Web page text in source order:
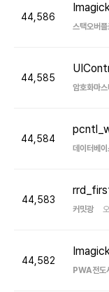
44,586
스택오버
44,585
암호화마스
44,584
데이터베이
44,583
커밋광
44,582
PWA전도